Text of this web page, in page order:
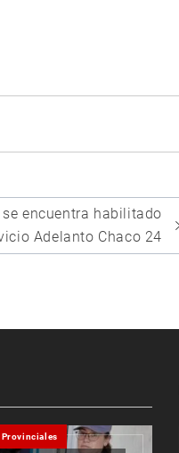
encuentra habilitado
Adelanto Chaco 24
Provinciales